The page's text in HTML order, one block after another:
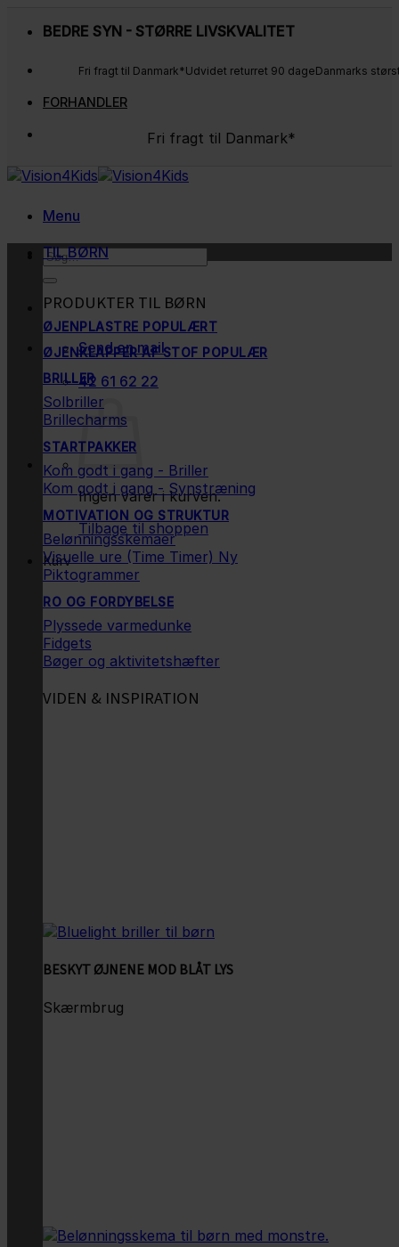
BEDRE SYN - STØRRE LIVSKVALITET
Fri fragt til Danmark*Udvidet returret 90 dageDanmarks
FORHANDLER
Fri fragt til Danmark*
Menu
Søg
Send en mail
42 61 62 22
Ingen varer i kurven.
Tilbage til shoppen
Kurv
TIL BØRN
PRODUKTER TIL BØRN
ØJENPLASTRE
ØJENKLAPPER AF STOF
BRILLER
Solbriller
Brillecharms
STARTPAKKER
Kom godt i gang - Briller
Kom godt i gang - Synstræning
MOTIVATION OG STRUKTUR
Belønningsskemaer
Visuelle ure (Time Timer)
Piktogrammer
RO OG FORDYBELSE
Plyssede varmedunke
Fidgets
Bøger og aktivitetshæfter
VIDEN & INSPIRATION
BESKYT ØJNENE MOD BLÅT LYS
Skærmbrug